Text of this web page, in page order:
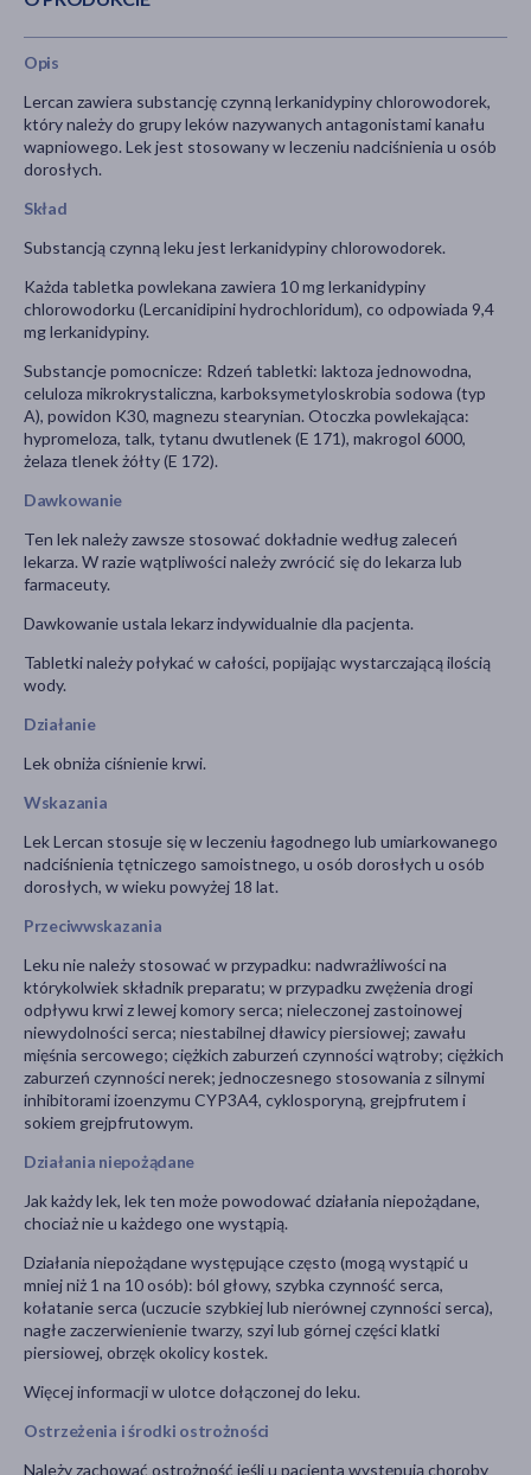
Opis
Lercan zawiera substancję czynną lerkanidypiny chlorowodorek,
który należy do grupy leków nazywanych antagonistami kanału
wapniowego. Lek jest stosowany w leczeniu nadciśnienia u osób
dorosłych.
Skład
Substancją czynną leku jest lerkanidypiny chlorowodorek.
Każda tabletka powlekana zawiera 10 mg lerkanidypiny
chlorowodorku (Lercanidipini hydrochloridum), co odpowiada 9,4
mg lerkanidypiny.
Substancje pomocnicze: Rdzeń tabletki: laktoza jednowodna,
celuloza mikrokrystaliczna, karboksymetyloskrobia sodowa (typ
A), powidon K30, magnezu stearynian. Otoczka powlekająca:
hypromeloza, talk, tytanu dwutlenek (E 171), makrogol 6000,
żelaza tlenek żółty (E 172).
Dawkowanie
Ten lek należy zawsze stosować dokładnie według zaleceń
lekarza. W razie wątpliwości należy zwrócić się do lekarza lub
farmaceuty.
Dawkowanie ustala lekarz indywidualnie dla pacjenta.
Tabletki należy połykać w całości, popijając wystarczającą ilością
wody.
Działanie
Lek obniża ciśnienie krwi.
Wskazania
Lek Lercan stosuje się w leczeniu łagodnego lub umiarkowanego
nadciśnienia tętniczego samoistnego, u osób dorosłych u osób
dorosłych, w wieku powyżej 18 lat.
Przeciwwskazania
Leku nie należy stosować w przypadku: nadwrażliwości na
którykolwiek składnik preparatu; w przypadku zwężenia drogi
odpływu krwi z lewej komory serca; nieleczonej zastoinowej
niewydolności serca; niestabilnej dławicy piersiowej; zawału
mięśnia sercowego; ciężkich zaburzeń czynności wątroby; ciężkich
zaburzeń czynności nerek; jednoczesnego stosowania z silnymi
inhibitorami izoenzymu CYP3A4, cyklosporyną, grejpfrutem i
sokiem grejpfrutowym.
Działania niepożądane
Jak każdy lek, lek ten może powodować działania niepożądane,
chociaż nie u każdego one wystąpią.
Działania niepożądane występujące często (mogą wystąpić u
mniej niż 1 na 10 osób): ból głowy, szybka czynność serca,
kołatanie serca (uczucie szybkiej lub nierównej czynności serca),
nagłe zaczerwienienie twarzy, szyi lub górnej części klatki
piersiowej, obrzęk okolicy kostek.
Więcej informacji w ulotce dołączonej do leku.
Ostrzeżenia i środki ostrożności
Należy zachować ostrożność jeśli u pacjenta występują choroby